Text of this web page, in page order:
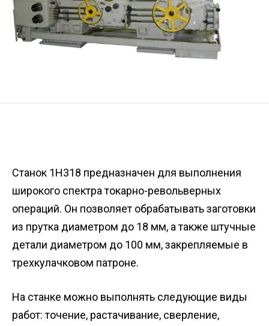
Станок 1Н318 предназначен для выполнения
широкого спектра токарно-револьверных
операций. Он позволяет обрабатывать заготовки
из прутка диаметром до 18 мм, а также штучные
детали диаметром до 100 мм, закрепляемые в
трехкулачковом патроне.
На станке можно выполнять следующие виды
работ: точение, растачивание, сверление,